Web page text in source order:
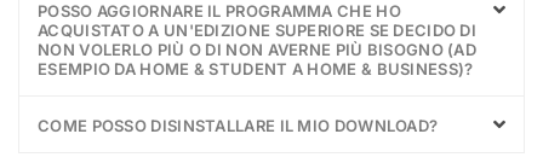
POSSO AGGIORNARE IL PROGRAMMA CHE HO
ACQUISTATO A UN'EDIZIONE SUPERIORE SE DECIDO DI
NON VOLERLO PIÙ O DI NON AVERNE PIÙ BISOGNO (AD
ESEMPIO DA HOME & STUDENT A HOME & BUSINESS)?
COME POSSO DISINSTALLARE IL MIO DOWNLOAD?